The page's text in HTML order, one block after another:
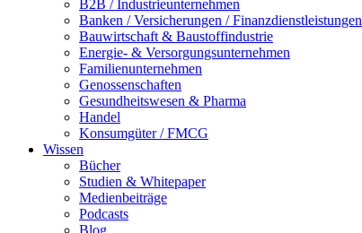
B2B / Industrieunternehmen
Banken / Versicherungen / Finanzdienstleistungen
Bauwirtschaft & Baustoffindustrie
Energie- & Versorgungsunternehmen
Familienunternehmen
Genossenschaften
Gesundheitswesen & Pharma
Handel
Konsumgüter / FMCG
Wissen
Bücher
Studien & Whitepaper
Medienbeiträge
Podcasts
Blog